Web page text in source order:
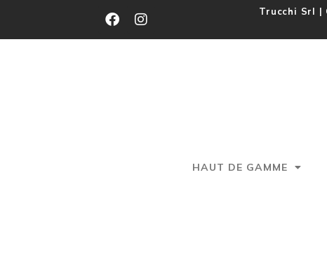
Trucchi Srl |
HAUT DE GAMME